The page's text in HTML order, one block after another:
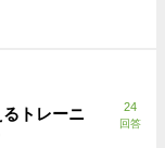
トレーニ
24
回答